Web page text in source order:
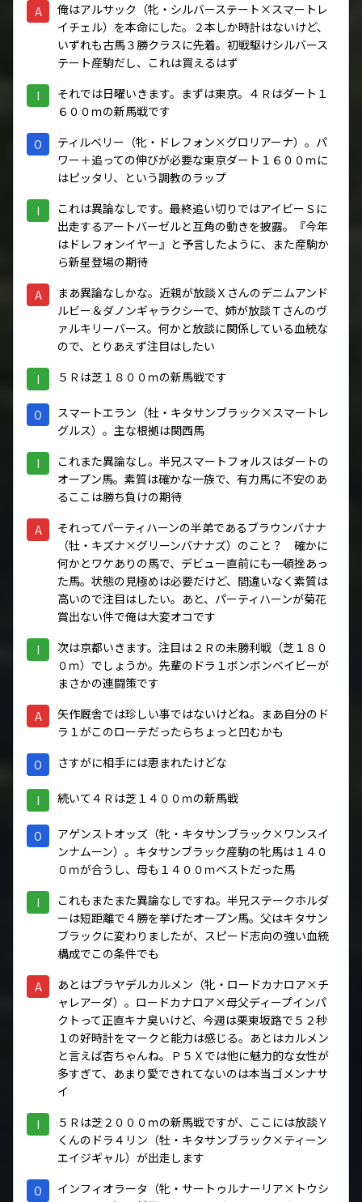
A
俺はアルサック（牝・シルバーステート×スマートレ
イチェル）を本命にした。２本しか時計はないけど、
いずれも古馬３勝クラスに先着。初戦駆けシルバース
テート産駒だし、これは買えるはず
I
それでは日曜いきます。まずは東京。４Ｒはダート１
６００ｍの新馬戦です
O
ティルベリー（牝・ドレフォン×グロリアーナ）。パ
ワー＋追っての伸びが必要な東京ダート１６００ｍに
はピッタリ、という調教のラップ
I
これは異論なしです。最終追い切りではアイビーＳに
出走するアートバーゼルと互角の動きを披露。『今年
はドレフォンイヤー』と予言したように、また産駒か
ら新星登場の期待
A
まあ異論なしかな。近親が放談Ｘさんのデニムアンド
ルビー＆ダノンギャラクシーで、姉が放談Ｔさんのヴ
ァルキリーバース。何かと放談に関係している血統な
ので、とりあえず注目はしたい
I ５Ｒは芝１８００ｍの新馬戦です
O
スマートエラン（牡・キタサンブラック×スマートレ
グルス）。主な根拠は関西馬
I
これまた異論なし。半兄スマートフォルスはダートの
オープン馬。素質は確かな一族で、有力馬に不安のあ
るここは勝ち負けの期待
A
それってパーティハーンの半弟であるブラウンバナナ
（牡・キズナ×グリーンバナナズ）のこと？ 確かに
何かとワケありの馬で、デビュー直前にも一頓挫あっ
た馬。状態の見極めは必要だけど、間違いなく素質は
高いので注目はしたい。あと、パーティハーンが菊花
賞出ない件で俺は大変オコです
I
次は京都いきます。注目は２Ｒの未勝利戦（芝１８０
０ｍ）でしょうか。先輩のドラ１ボンボンベイビーが
まさかの連闘策です
A
矢作厩舎では珍しい事ではないけどね。まあ自分のド
ラ１がこのローテだったらちょっと凹むかも
O さすがに相手には恵まれたけどな
I 続いて４Ｒは芝１４００ｍの新馬戦
O
アゲンストオッズ（牝・キタサンブラック×ワンスイ
ンナムーン）。キタサンブラック産駒の牝馬は１４０
０ｍが合うし、母も１４００ｍベストだった馬
I
これもまたまた異論なしですね。半兄ステークホルダ
ーは短距離で４勝を挙げたオープン馬。父はキタサン
ブラックに変わりましたが、スピード志向の強い血統
構成でこの条件でも
A
あとはプラヤデルカルメン（牝・ロードカナロア×チ
ャレアーダ）。ロードカナロア×母父ディープインパ
クトって正直キナ臭いけど、今週は栗東坂路で５２秒
１の好時計をマークと能力は感じる。あとはカルメン
と言えば杏ちゃんね。Ｐ５Ｘでは他に魅力的な女性が
多すぎて、あまり愛できれてないのは本当ゴメンナサ
イ
I
５Ｒは芝２０００ｍの新馬戦ですが、ここには放談Ｙ
くんのドラ４リン（牡・キタサンブラック×ティーン
エイジギャル）が出走します
O
インフィオラータ（牝・サートゥルナーリア×トウシ